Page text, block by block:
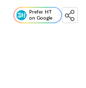
Prefer HT
on Google